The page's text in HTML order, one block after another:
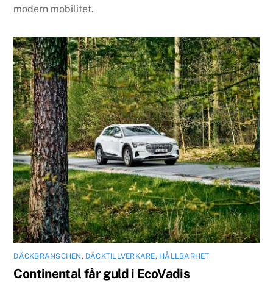
modern mobilitet.
DÄCKBRANSCHEN, DÄCKTILLVERKARE, HÅLLBARHET
Continental får guld i EcoVadis